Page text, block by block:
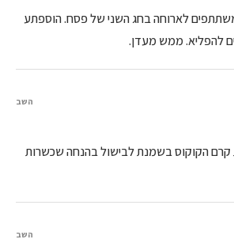
לארוחה בחג השני של פסח. הוספתע
להפליא. ממש מעדן.
הקוקוס בשמנת לבישול בהנחה שכשרות
השב
השב